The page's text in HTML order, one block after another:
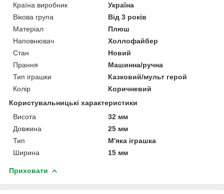
Країна виробник
Україна
Вікова група
Від 3 років
Матеріал
Плюш
Наповнювач
Холлофайбер
Стан
Новий
Прання
Машинна/ручна
Тип іграшки
Казковий/мульт герой
Колір
Коричневий
Користувальницькі характеристики
Висота
32 мм
Довжина
25 мм
Тип
М'яка іграшка
Ширина
15 мм
Приховати